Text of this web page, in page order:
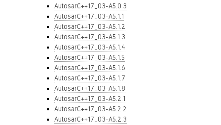
AutosarC++17_03-A5.0.3
AutosarC++17_03-A5.1.1
AutosarC++17_03-A5.1.2
AutosarC++17_03-A5.1.3
AutosarC++17_03-A5.1.4
AutosarC++17_03-A5.1.5
AutosarC++17_03-A5.1.6
AutosarC++17_03-A5.1.7
AutosarC++17_03-A5.1.8
AutosarC++17_03-A5.2.1
AutosarC++17_03-A5.2.2
AutosarC++17_03-A5.2.3